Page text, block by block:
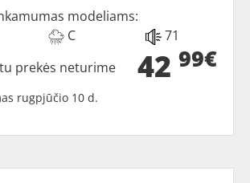
modeliams:
C 71
42 99€
prekės neturime
rugpjūčio 10 d.